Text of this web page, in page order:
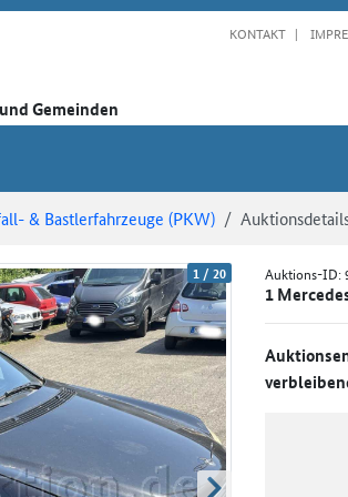
KONTAKT
Gemeinden
& Bastlerfahrzeuge (PKW)
1 /20 Auktions-ID:
1